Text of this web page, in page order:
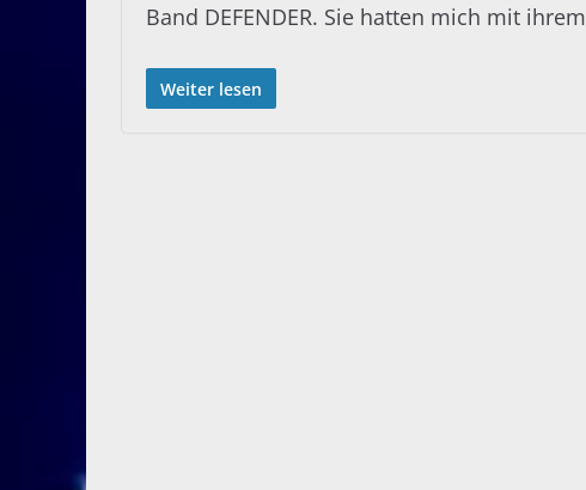
Band DEFENDER. Sie hatten mich mit ihrem
Weiter lesen